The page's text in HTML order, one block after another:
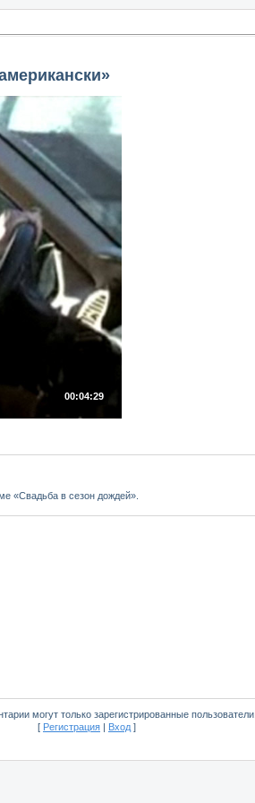
00:04:29
«Свадьба в сезон дождей».
могут только зарегистрированные пользователи.
[ Регистрация | Вход ]